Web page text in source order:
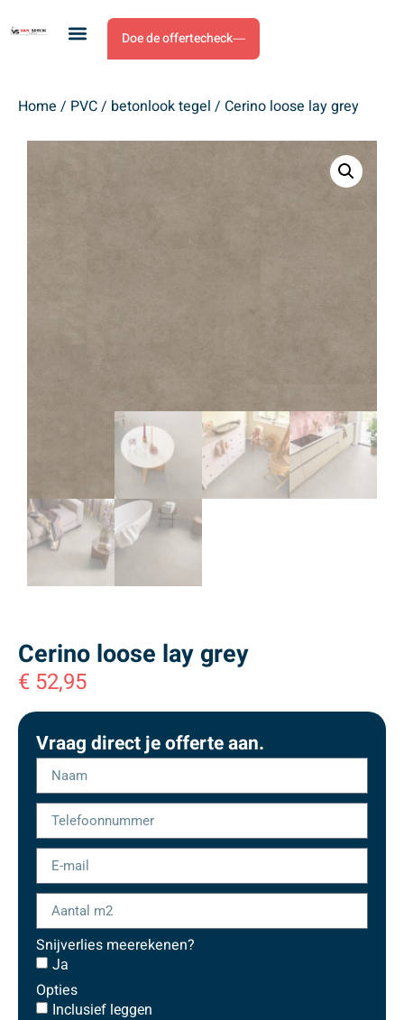
Doe de offertecheck
Home / PVC/ betonlook tegel / Cerino loose lay grey
Cerino loose lay grey
€ 52,95
Vraag direct je offerte aan.
Snijverlies meerekenen?
Ja
Opties
Inclusief leggen